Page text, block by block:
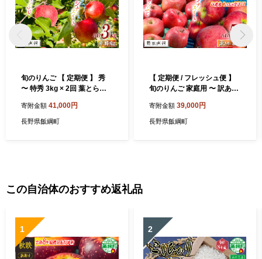
旬のりんご 【 定期便 】 秀
〜 特秀 3kg × 2回 葉とらず
ミカズキ 2026年10月中旬頃
から2026年12月中旬頃まで
寄附金額 41,000円
長野県飯綱町
【 定期便 / フレッシュ便 】
旬のりんご 家庭用 〜 訳あり
レッシュフルーツミカズキ
沖縄県への配送不可 2026年
寄附金額 39,000円
長野県飯綱町
この自治体のおすすめ返礼品
1 2